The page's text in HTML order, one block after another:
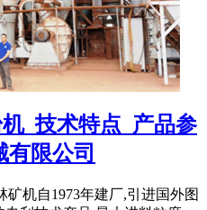
_技术特点_产品参
有限公司
矿机自1973年建厂,引进国外图